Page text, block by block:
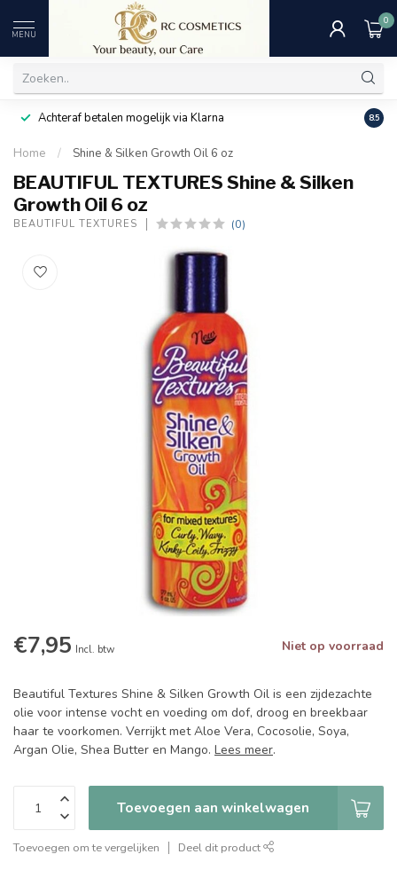
MENU
0
Achteraf betalen mogelijk via Klarna 8.5
Home / Shine & Silken Growth Oil 6 oz
BEAUTIFUL TEXTURES Shine & Silken
Growth Oil 6 oz
BEAUTIFUL TEXTURES (0)
€7,95 Incl. btw Niet op voorraad
Beautiful Textures Shine & Silken Growth Oil is een zijdezachte
olie voor intense vocht en voeding om dof, droog en breekbaar
haar te voorkomen. Verrijkt met Aloe Vera, Cocosolie, Soya,
Argan Olie, Shea Butter en Mango. Lees meer.
Toevoegen aan winkelwagen
Toevoegen om te vergelijken Deel dit product